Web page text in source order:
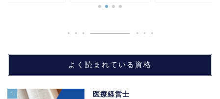
よく読まれている資格
1 医療経営士